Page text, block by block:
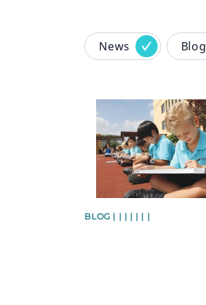
News Blog
BLOG | | | | | | |